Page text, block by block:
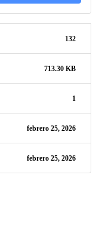
132
713.30 KB
1
febrero 25, 2026
febrero 25, 2026